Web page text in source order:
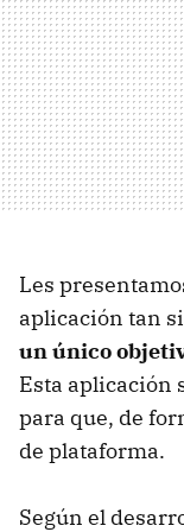
Les
aplicación tan
un único
Esta aplicación
para que, de
de plataforma.
Según el